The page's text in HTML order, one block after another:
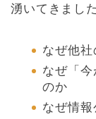
湧いてきました
なぜ他
なぜ「
のか
なぜ情